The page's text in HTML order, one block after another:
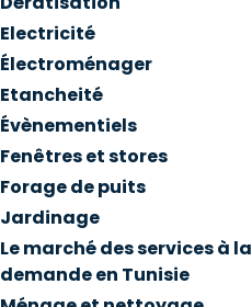
Electricité
Électroménager
Etancheité
Évènementiels
Fenêtres et stores
Forage de puits
Jardinage
Le marché des services à la
demande en Tunisie